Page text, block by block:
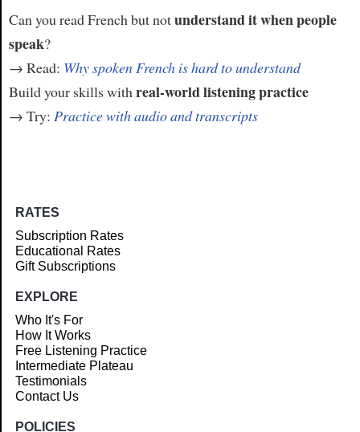
Can you read French but notunderstand it when people
speak?
→ Read: Why spoken French is hard to understand
Build your skills with real-world listening practice
→ Try: Practice with audio and transcripts
RATES
Subscription Rates
Educational Rates
Gift Subscriptions
EXPLORE
Who It's For
How It Works
Free Listening Practice
Intermediate Plateau
Testimonials
Contact Us
POLICIES